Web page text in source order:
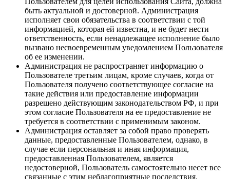
быть актуальной и достоверной. Администрация
исполняет свои обязательства в соответствии с той
информацией, которая ей известна, и не будет нести
ответственность, если ненадлежащее исполнение было
вызвано несвоевременным уведомлением Пользователя
об ее изменении.
Администрация не распространяет информацию о
Пользователе третьим лицам, кроме случаев, когда от
Пользователя получено соответствующее согласие на
такие действия или предоставление информации
разрешено действующим законодательством РФ, и при
этом согласие Пользователя на ее предоставление не
требуется в соответствии с применимым законом.
Администрация оставляет за собой право проверять
данные, предоставленные Пользователем, однако, в
случае если персональная и иная информация,
предоставленная Пользователем, является
недостоверной, Пользователь самостоятельно несет все
связанные с этим неблагоприятные последствия.